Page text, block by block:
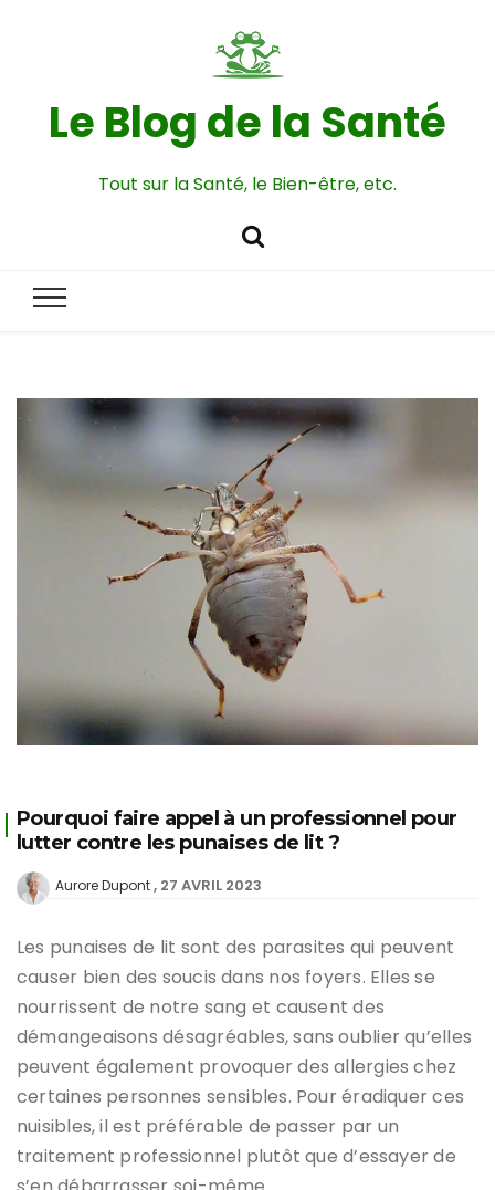
Le Blog de la Santé
Tout sur la Santé, le Bien-être, etc.
Pourquoi faire appel à un professionnel pour
lutter contre les punaises de lit ?
Aurore Dupont 27 AVRIL 2023
Les punaises de lit sont des parasites qui peuvent
causer bien des soucis dans nos foyers. Elles se
nourrissent de notre sang et causent des
démangeaisons désagréables, sans oublier qu’elles
peuvent également provoquer des allergies chez
certaines personnes sensibles. Pour éradiquer ces
nuisibles, il est préférable de passer par un
traitement professionnel plutôt que d’essayer de